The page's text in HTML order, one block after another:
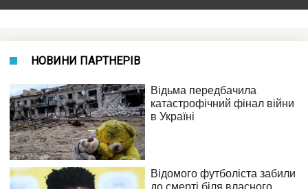
НОВИНИ ПАРТНЕРІВ